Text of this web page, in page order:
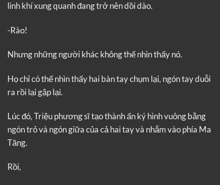
linh khí xung quanh đang trở nên dồi dào.
-Rào!
Nhưng những người khác không thể nhìn thấy nó.
Họ chỉ có thể nhìn thấy hai bàn tay chụm lại, ngón tay duỗi
ra rồi lại gập lại.
Lúc đó, Triệu phương sĩ tạo thành ấn ký hình vuông bằng
ngón trỏ và ngón giữa của cả hai tay và nhắm vào phía Ma
Tăng.
Rồi,